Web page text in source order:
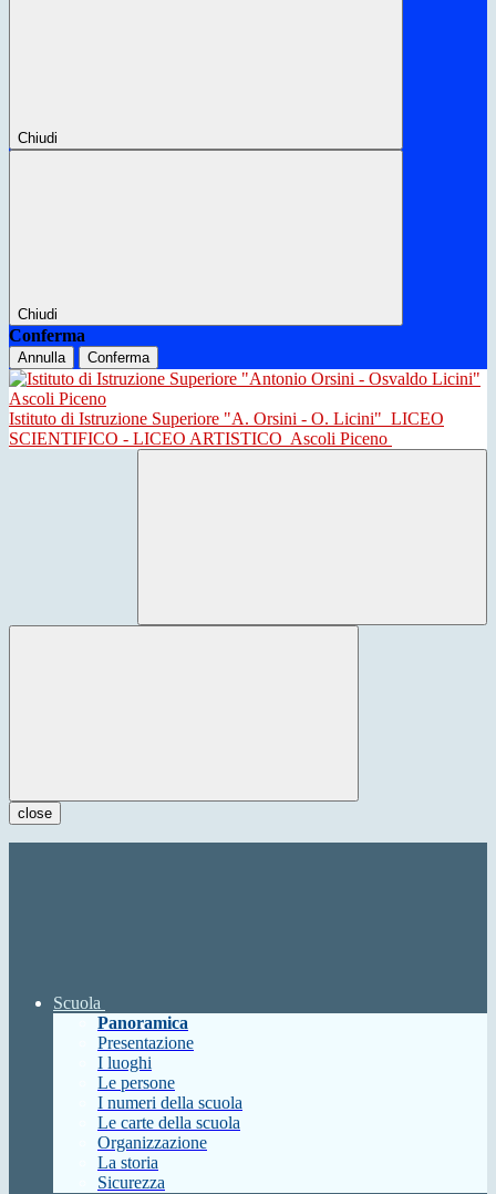
Chiudi
Chiudi
Conferma
Annulla Conferma
Istituto di Istruzione Superiore "A. Orsini - O. Licini" LICEO
SCIENTIFICO - LICEO ARTISTICO Ascoli Piceno
close
Scuola
Panoramica
Presentazione
I luoghi
Le persone
I numeri della scuola
Le carte della scuola
Organizzazione
La storia
Sicurezza